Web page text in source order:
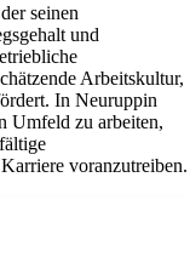
seinen
und
Arbeitskultur,
In Neuruppin
Umfeld zu arbeiten,
voranzutreiben.